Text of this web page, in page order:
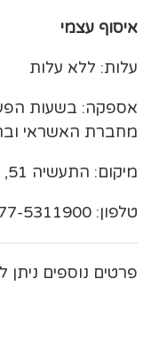
איסוף עצמי
עלות: ללא עלות
אספקה: בשעות
מחברת האשראי
מיקום: התעשיה 51, קרית אתא
טלפון: 077-5311900
פרטים נוספים ניתן